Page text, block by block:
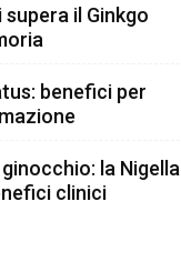
il Ginkgo
benefici per
la Nigella
clinici